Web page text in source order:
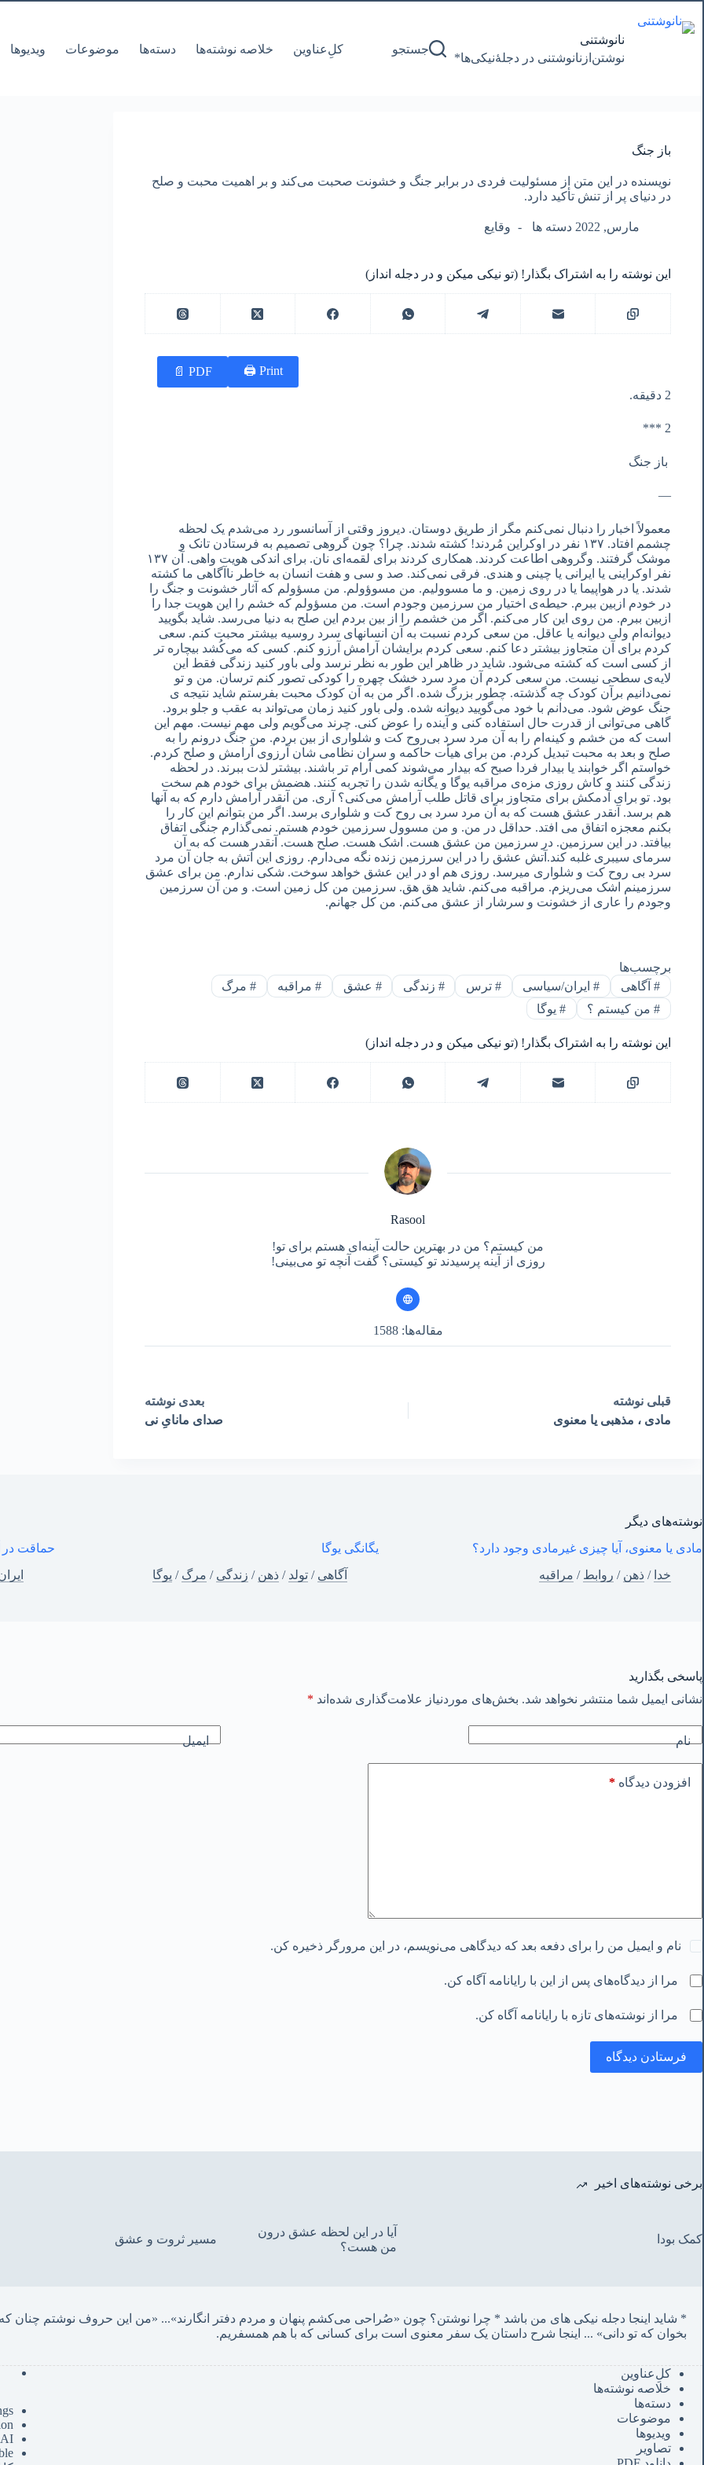
به
محتوا
نانوشتنی
نوشتن‌از‌نانوشتنی‌ در‌ دجلۀنیکی‌ها*
جستجو کل‌ِعناوین خلاصه نوشته‌ها دسته‌ها موضوعات ویدیوها
باز جنگ
نویسنده در این متن از مسئولیت فردی در برابر جنگ و خشونت صحبت می‌کند و بر اهمیت محبت و صلح
در دنیای پر از تنش تأکید دارد.
مارس, 2022 دسته ها وقایع
این نوشته را به اشتراک بگذار! (تو نیکی میکن و در دجله انداز)
Print 🖨
PDF 📄
2 دقیقه.
2 ***
باز جنگ
—
معمولاً اخبار را دنبال نمی‌کنم مگر از طریق دوستان. دیروز وقتی از آسانسور رد می‌شدم یک لحظه
چشمم افتاد. ١٣٧ نفر در اوکراین مُردند! کشته شدند. چرا؟ چون گروهی تصمیم به فرستادن تانک و
موشک گرفتند. وگروهی اطاعت کردند. همکاری کردند برای لقمه‌ای نان. برای اندکی هویت واهی. آن ١٣٧
نفر اوکراینی یا ایرانی یا چینی و هندی. فرقی نمی‌کند. صد و سی و هفت انسان به خاطر ناآگاهی ما کشته
شدند. یا در هواپیما یا در روی زمین. و ما مسوولیم. من مسوؤولم. من مسؤولم که آثار خشونت و جنگ را
در خودم ازبین ببرم. حیطه‌ی اختیار من سرزمین وجودم است. من مسؤولم که خشم را این هویت جدا را
ازبین ببرم. من روی این کار می‌کنم. اگر من خشمم را از بین بردم این صلح به دنیا می‌رسد. شاید بگویید
دیوانه‌ام ولی دیوانه یا عاقل. من سعی کردم نسبت به آن انسانهای سرد روسیه بیشتر محبت کنم. سعی
کردم برای آن متجاوز بیشتر دعا کنم. سعی کردم برایشان آرامش آرزو کنم. کسی که می‌کُشد بیچاره تر
از کسی است که کشته می‌شود. شاید در ظاهر این طور به نظر نرسد ولی باور کنید زندگی فقط این
لایه‌ی سطحی نیست. من سعی کردم آن مرد سرد خشک چهره را کودکی تصور کنم ترسان. من و تو
نمی‌دانیم برآن کودک چه گذشته. چطور بزرگ شده. اگر من به آن کودک محبت بفرستم شاید نتیجه ی
جنگ عوض شود. می‌دانم با خود می‌گویید دیوانه شده. ولی باور کنید زمان می‌تواند به عقب و جلو برود.
گاهی می‌توانی از قدرت حال استفاده کنی و آینده را عوض کنی. چرند می‌گویم ولی مهم نیست. مهم این
است که من خشم و کینه‌ام را به آن مرد سرد بی‌روح کت و شلواری از بین بردم. من جنگ درونم را به
صلح و بعد به محبت تبدیل کردم. من برای هیأت حاکمه و سران نظامی شان آرزوی آرامش و صلح کردم.
خواستم اگر خوابند یا بیدار فردا صبح که بیدار می‌شوند کمی آرام تر باشند. بیشتر لذت ببرند. در لحظه
زندگی کنند و کاش روزی مزه‌ی مراقبه یوگا و یگانه شدن را تجربه کنند. هضمش برای خودم هم سخت
بود. تو برای آدمکش برای متجاوز برای قاتل طلب آرامش می‌کنی؟ آری. من آنقدر آرامش دارم که به آنها
هم برسد. آنقدر عشق هست که به آن مرد سرد بی روح کت و شلواری برسد. اگر من بتوانم این کار را
بکنم معجزه اتفاق می افتد. حداقل در من. و من مسوول سرزمین خودم هستم. نمی‌گذارم جنگی اتفاق
بیافتد. در این سرزمین. در سرزمین من عشق هست. اشک هست. صلح هست. آنقدر هست که به آن
سرمای سیبری غلبه کند.آتش عشق را در این سرزمین زنده نگه می‌دارم. روزی این آتش به جان آن مرد
سرد بی روح کت و شلواری میرسد. روزی هم او در این عشق خواهد سوخت. شکی ندارم. من برای عشق
سرزمینم اشک می‌ریزم. مراقبه می‌کنم. شاید هق هق. سرزمین من کل زمین است. و من آن سرزمین
وجودم را عاری از خشونت و سرشار از عشق می‌کنم. من کل جهانم.
برچسب‌ها
#آگاهی #ایران/سیاسی #ترس # زندگی # عشق #مراقبه #مرگ
#من‌ کیستم ؟ #یوگا
این نوشته را به اشتراک بگذار! (تو نیکی میکن و در دجله انداز)
Rasool
من کیستم؟ من در بهترین حالت آینه‌ای هستم برای تو!
روزی از آینه پرسیدند تو کیستی؟ گفت آنچه تو می‌بینی!
مقاله‌ها: 1588
قبلی نوشته
مادی ، مذهبی یا معنوی
بعدی نوشته
صدای مانایِ نی
نوشته‌های‌ دیگر
مادی یا معنوی، آیا چیزی غیرمادی وجود دارد؟
خدا / ذهن / روابط / مراقبه
یگانگی یوگا
آگاهی / تولد / ذهن / زندگی / مرگ / یوگا
حماقت در
پاسخی بگذارید
نشانی ایمیل شما منتشر نخواهد شد. بخش‌های موردنیاز علامت‌گذاری شده‌اند *
نام ایمیل
افزودن دیدگاه *
نام و ایمیل من را برای دفعه بعد که دیدگاهی می‌نویسم، در این مرورگر ذخیره کن.
مرا از دیدگاه‌های پس از این با رایانامه آگاه کن.
مرا از نوشته‌های تازه با رایانامه آگاه کن.
فرستادن دیدگاه
برخی نوشته‌های اخیر
کمک بودا
آیا در این لحظه عشق درون
من هست؟
مسیر ثروت و عشق
* شاید اینجا دجله نیکی های من باشد * چرا نوشتن؟ چون «صُراحی می‌کشم پنهان‌ و مردم‌ دفتر انگارند»... «
بخوان که تو دانی» ... اینجا شرح داستان یک سفر معنوی است برای کسانی که با هم همسفریم.
کل‌ِعناوین
خلاصه نوشته‌ها
دسته‌ها
موضوعات
ویدیوها
تصاویر
AI